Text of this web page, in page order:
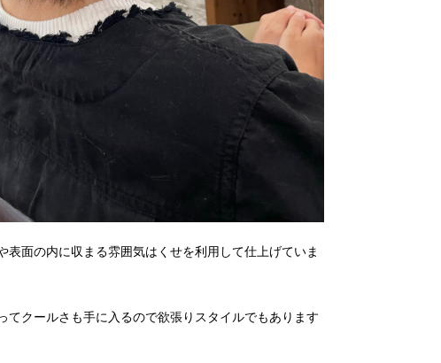
表面の内に収まる雰囲気はくせを利用して仕上げていま
てクールさも手に入るので欲張りスタイルでもあります